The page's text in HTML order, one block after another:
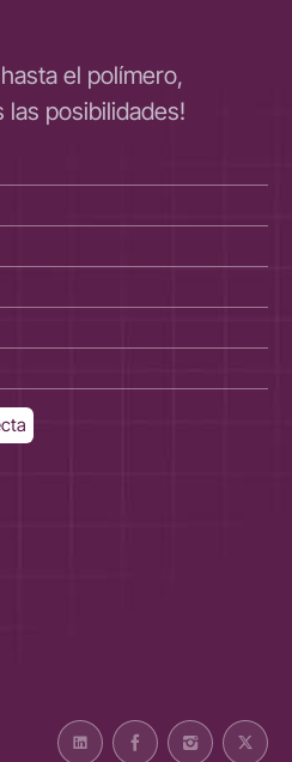
el polímero,
posibilidades!